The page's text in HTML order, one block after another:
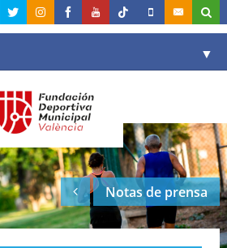
▼
▼
▼
Notas de prensa